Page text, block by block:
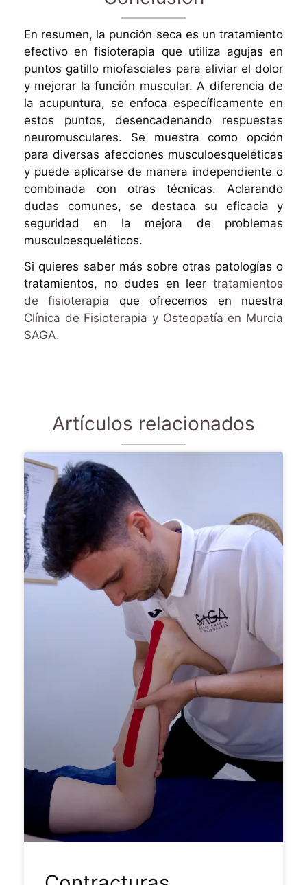
En resumen, la punción seca es un tratamiento
efectivo en fisioterapia que utiliza agujas en
puntos gatillo miofasciales para aliviar el dolor
y mejorar la función muscular. A diferencia de
la acupuntura, se enfoca específicamente en
estos puntos, desencadenando respuestas
neuromusculares. Se muestra como opción
para diversas afecciones musculoesqueléticas
y puede aplicarse de manera independiente o
combinada con otras técnicas. Aclarando
dudas comunes, se destaca su eficacia y
seguridad en la mejora de problemas
musculoesqueléticos.
Si quieres saber más sobre otras patologías o
tratamientos, no dudes en leer tratamientos
de fisioterapia que ofrecemos en nuestra
Clínica de Fisioterapia y Osteopatía en Murcia
SAGA.
Artículos relacionados